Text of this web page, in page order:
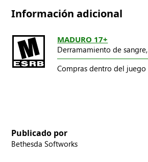
Información adicional
MADURO 17+
Derramamiento de sangre,
Compras dentro del juego
Publicado por
Bethesda Softworks